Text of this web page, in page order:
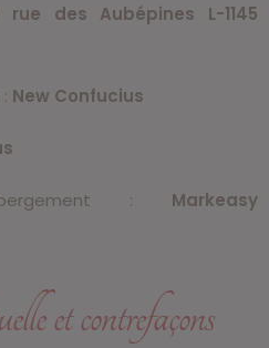
rue des Aubépines L-1145
New Confucius
: Markeasy
et contrefaçons